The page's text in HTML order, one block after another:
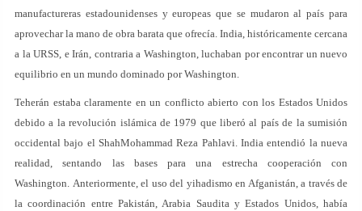
manufactureras estadounidenses y europeas que se mudaron al país para
aprovechar la mano de obra barata que ofrecía. India, históricamente cercana
a la URSS, e Irán, contraria a Washington, luchaban por encontrar un nuevo
equilibrio en un mundo dominado por Washington.
Teherán estaba claramente en un conflicto abierto con los Estados Unidos
debido a la revolución islámica de 1979 que liberó al país de la sumisión
occidental bajo el ShahMohammad Reza Pahlavi. India entendió la nueva
realidad, sentando las bases para una estrecha cooperación con
Washington. Anteriormente, el uso del yihadismo en Afganistán, a través de
la coordinación entre Pakistán, Arabia Saudita y Estados Unidos, había